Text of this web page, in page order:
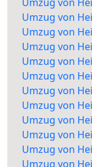
Umzug von
Umzug von
Umzug von
Umzug von
Umzug von
Umzug von
Umzug von
Umzug von
Umzug von
Umzug von
Umzug von